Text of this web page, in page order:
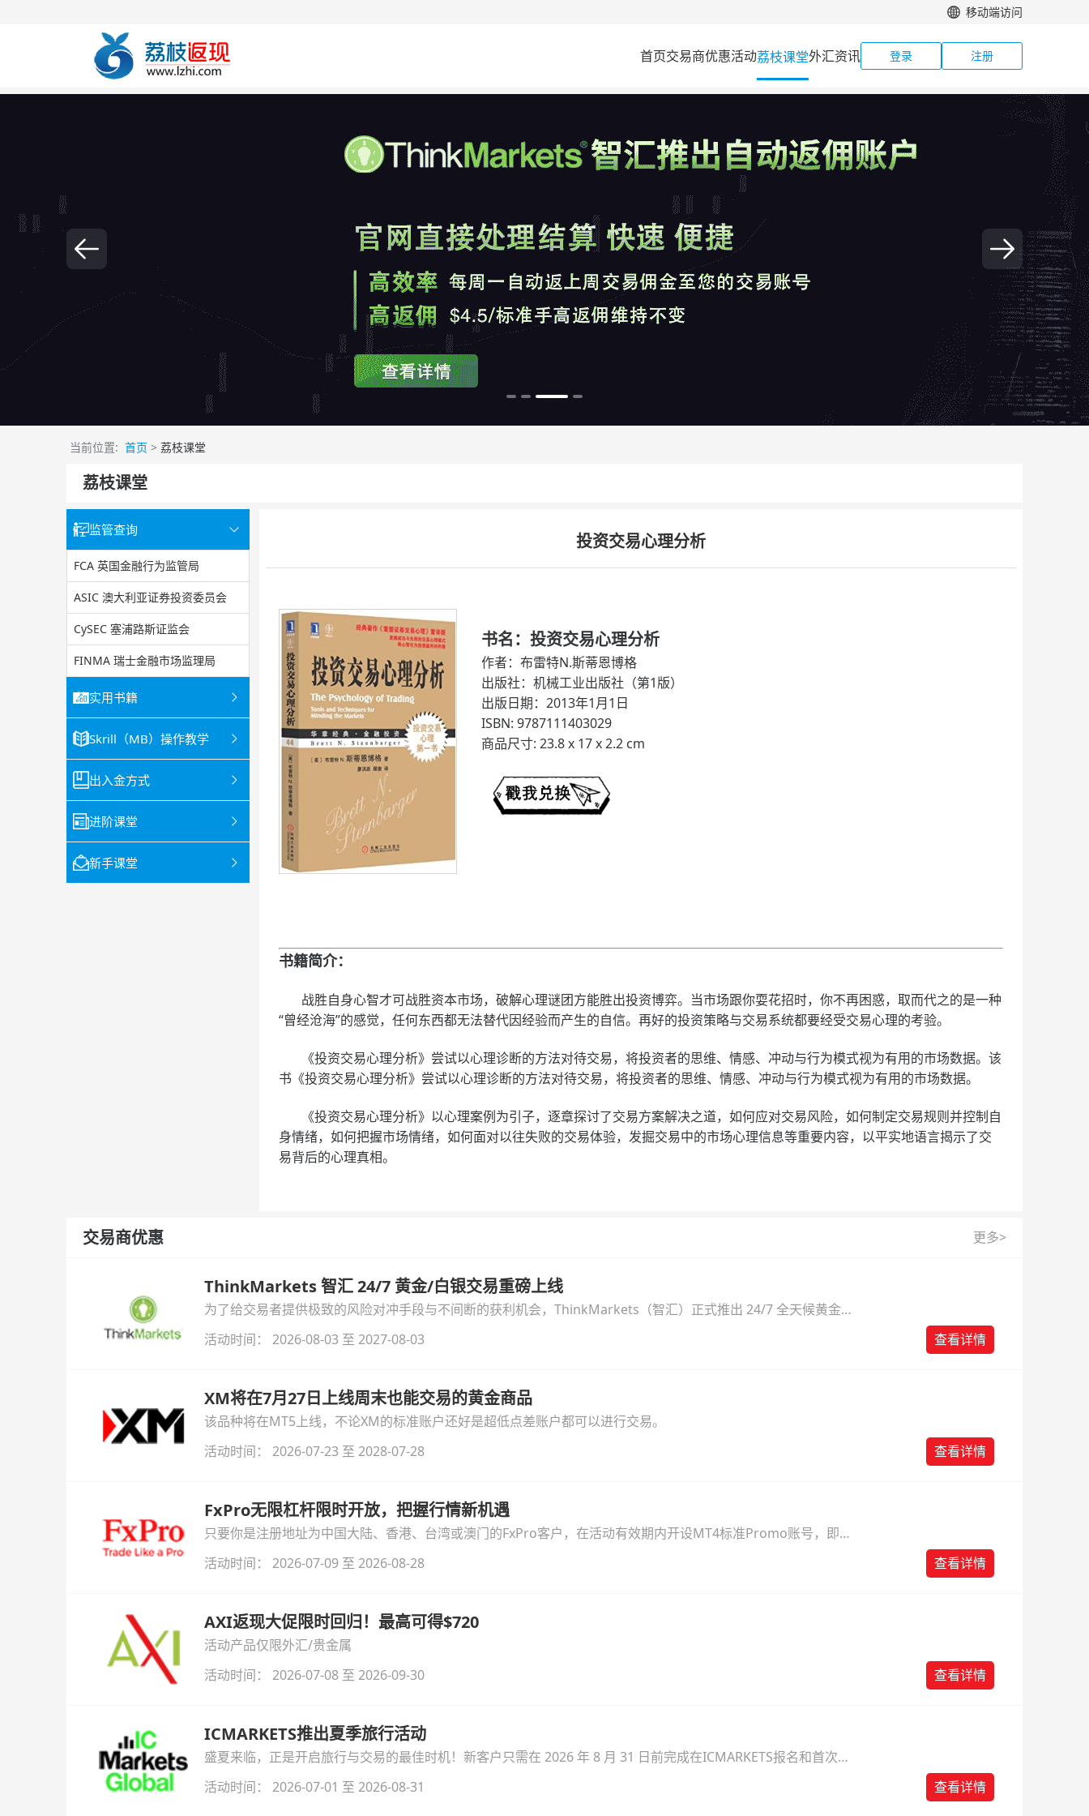
移动端访问
首页交易商优惠活动荔枝课堂外汇资讯 登录 注册
当前位置: 首页 > 荔枝课堂
荔枝课堂
监管查询
FCA 英国金融行为监管局
ASIC 澳大利亚证券投资委员会
CySEC 塞浦路斯证监会
FINMA 瑞士金融市场监理局
实用书籍
Skrill（MB）操作教学
出入金方式
进阶课堂
新手课堂
投资交易心理分析
书名：投资交易心理分析
作者：布雷特N.斯蒂恩博格
出版社：机械工业出版社（第1版）
出版日期：2013年1月1日
ISBN: 9787111403029
商品尺寸: 23.8 x 17 x 2.2 cm
书籍简介：
战胜自身心智才可战胜资本市场，破解心理谜团方能胜出投资博弈。当市场跟你耍花招时，你不再困惑，取而代之的是一种
“曾经沧海”的感觉，任何东西都无法替代因经验而产生的自信。再好的投资策略与交易系统都要经受交易心理的考验。
《投资交易心理分析》尝试以心理诊断的方法对待交易，将投资者的思维、情感、冲动与行为模式视为有用的市场数据。该
书《投资交易心理分析》尝试以心理诊断的方法对待交易，将投资者的思维、情感、冲动与行为模式视为有用的市场数据。
《投资交易心理分析》以心理案例为引子，逐章探讨了交易方案解决之道，如何应对交易风险，如何制定交易规则并控制自
身情绪，如何把握市场情绪，如何面对以往失败的交易体验，发掘交易中的市场心理信息等重要内容，以平实地语言揭示了交
易背后的心理真相。
交易商优惠 更多>
ThinkMarkets 智汇 24/7 黄金/白银交易重磅上线
为了给交易者提供极致的风险对冲手段与不间断的获利机会，ThinkMarkets（智汇）正式推出 24/7 全天候黄金
与白银交易！本文将为您详细拆解本次升级的核心交易品种、杠杆配置、支持软件及交易细则。
活动时间： 2026-08-03 至 2027-08-03 查看详情
XM将在7月27日上线周末也能交易的黄金商品
该品种将在MT5上线，不论XM的标准账户还好是超低点差账户都可以进行交易。
活动时间： 2026-07-23 至 2028-07-28
查看详情
FxPro无限杠杆限时开放，把握行情新机遇
只要你是注册地址为中国大陆、香港、台湾或澳门的FxPro客户，在活动有效期内开设MT4标准Promo账号，即可
自动解锁无限倍杠杆福利，无需额外复杂操作。
活动时间： 2026-07-09 至 2026-08-28 查看详情
AXI返现大促限时回归！最高可得$720
活动产品仅限外汇/贵金属
活动时间： 2026-07-08 至 2026-09-30
查看详情
ICMARKETS推出夏季旅行活动
盛夏来临，正是开启旅行与交易的最佳时机！新客户只需在 2026 年 8 月 31 日前完成在ICMARKETS报名和首次入
金即可参与！
活动时间： 2026-07-01 至 2026-08-31 查看详情